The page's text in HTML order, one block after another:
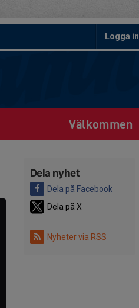
Logga in
Välkommen
Dela nyhet
Dela på Facebook
Dela på X
Nyheter via RSS